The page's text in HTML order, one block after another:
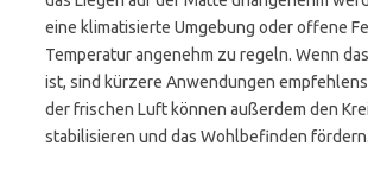
eine klimatisierte Umgebung oder offene
Temperatur angenehm zu regeln. Wenn
ist, sind kürzere Anwendungen
der frischen Luft können außerdem den
stabilisieren und das Wohlbefinden fördern.